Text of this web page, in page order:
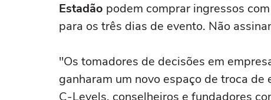
Estadão podem comprar ingressos
para os três dias de evento. Não
"Os tomadores de decisões em
ganharam um novo espaço de troca
C-Levels, conselheiros e fundadores